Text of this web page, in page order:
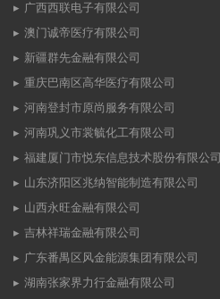
广西西联电子有限公司
澳门诚帝医疗有限公司
新疆群先金融有限公司
重庆巴南区高华医疗有限公司
河南登封市原尚服务有限公司
河南巩义市裳毓化工有限公司
福建厦门市悦东信息技术股份有限公司
山东济阳区兆纳智能制造有限公司
山西永旺金融有限公司
吉林祥瑞金融有限公司
广东番禺区风金能源集团有限公司
湖南张家界力行金融有限公司